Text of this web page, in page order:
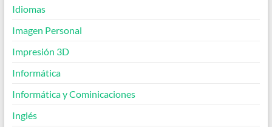
Idiomas
Imagen Personal
Impresión 3D
Informática
Informática y Cominicaciones
Inglés